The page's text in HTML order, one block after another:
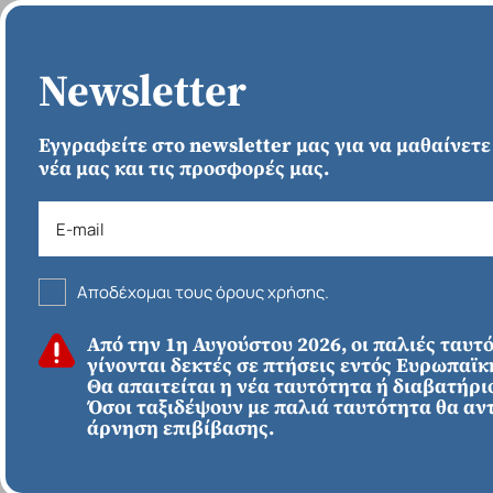
Newsletter
Εγγραφείτε στο newsletter μας για να
νέα μας και τις προσφορές μας.
Αποδέχομαι τους όρους χρήσης.
Από την 1η Αυγούστου 2026, οι παλιές
γίνονται δεκτές σε πτήσεις εντός
Θα απαιτείται η νέα ταυτότητα ή
Όσοι ταξιδέψουν με παλιά ταυτότητα θα
άρνηση επιβίβασης.
Απευθείας απο
Ηράκλειο
Εκτός Ευρώπης
ΕΥΡΩΠΗ
Νότια Ιταλία - Κάπρι